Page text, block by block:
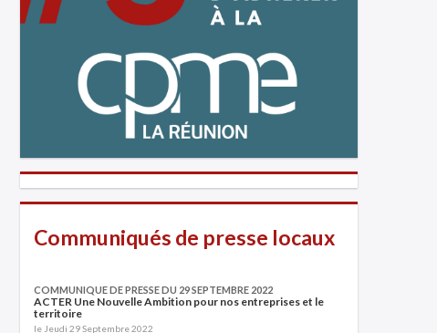
Communiqués de presse locaux
COMMUNIQUE DE PRESSE DU 29 SEPTEMBRE 2022
ACTER Une Nouvelle Ambition pour nos entreprises et le
territoire
le Jeudi 29 Septembre 2022